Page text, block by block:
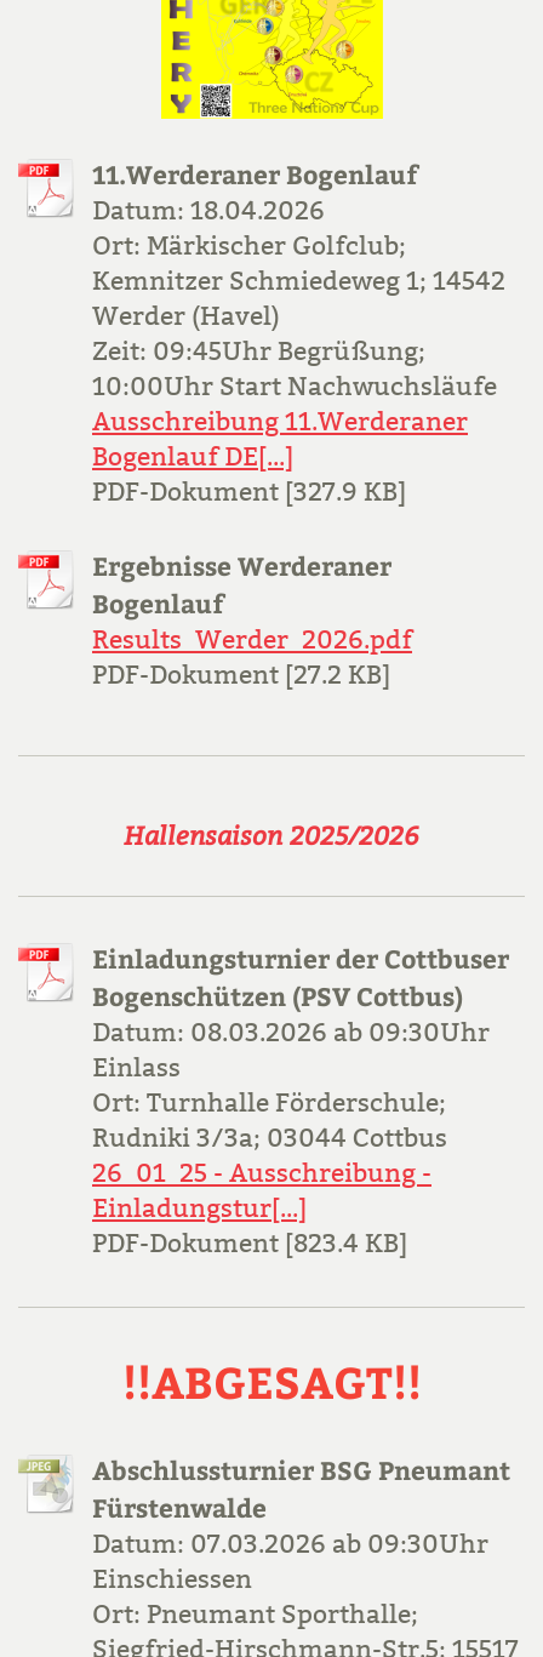
11.Werderaner Bogenlauf
Datum: 18.04.2026
Ort: Märkischer Golfclub;
Kemnitzer Schmiedeweg 1; 14542
Werder (Havel)
Zeit: 09:45Uhr Begrüßung;
10:00Uhr Start Nachwuchsläufe
Ausschreibung 11.Werderaner
Bogenlauf DE[...]
PDF-Dokument [327.9 KB]
Ergebnisse Werderaner
Bogenlauf
Results_Werder_2026.pdf
PDF-Dokument [27.2 KB]
Hallensaison 2025/2026
Einladungsturnier der Cottbuser
Bogenschützen (PSV Cottbus)
Datum: 08.03.2026 ab 09:30Uhr
Einlass
Ort: Turnhalle Förderschule;
Rudniki 3/3a; 03044 Cottbus
26_01_25 - Ausschreibung -
Einladungstur[...]
PDF-Dokument [823.4 KB]
!!ABGESAGT!!
Abschlussturnier BSG Pneumant
Fürstenwalde
Datum: 07.03.2026 ab 09:30Uhr
Einschiessen
Ort: Pneumant Sporthalle;
Siegfried-Hirschmann-Str.5; 15517